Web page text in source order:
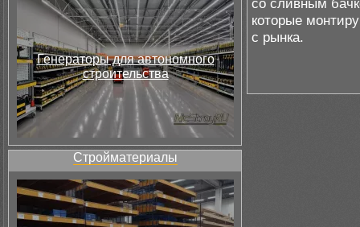
Генераторы для автономного
строительства
Стройматериалы
со сливным
которые
с рынка.